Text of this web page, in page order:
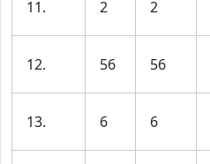
11. 2 2
12. 56 56
13. 6 6